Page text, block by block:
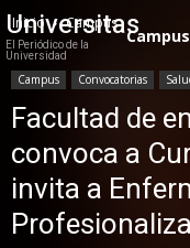
Universitas
El Periódico de la
Universidad
Campus
Inicio Campus
Campus Convocatorias
Facultad de
convoca a
invita a